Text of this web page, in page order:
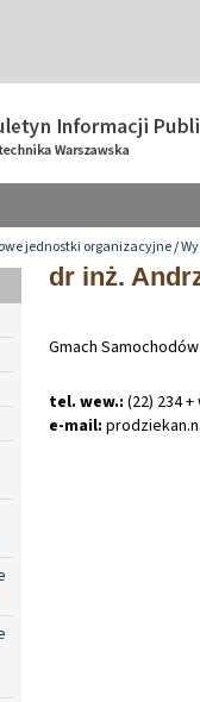
jednostki organizacyjne/
dr inż.
Gmach
tel. wew.: (22) 234
e-mail: prodziekan.